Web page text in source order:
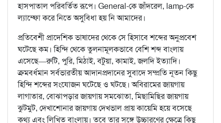
হাসপাতাল পরিবর্তিত রূপে। General-কে জাঁদরেল, lamp-কে
ল্যাম্ফো করে নিতে অসুবিধা হয় নি আমাদের।
প্রতিবেশী প্রাদেশিক ভাষাদের থেকে সে হিসাবে শব্দের অনুপ্রবেশ
ঘটেছে কম। হিন্দি থেকে তুলনামূলকভাবে বেশি শব্দ বাংলায়
এসেছে—রুটি, পুরি, মিঠাই, বটুয়া, কামাই, জলদি ইত্যাদি।
ক্রমবর্ধমান সর্বভারতীয় আদানপ্রদানের সুবাদে সম্প্রতি নূতন কিছু
হিন্দি শব্দের সংযোজন ঘটেছে ও ঘটছে। অবিরামের জায়গায়
লাগাতার, বোঝাপড়ার জায়গায় সমঝোতা, মিছামিছির জায়গায়
ঝুটমুট, দেখাশোনার জায়গায় দেখভাল প্রায় কায়েমি হয়ে বসেছে
কথ্য এবং লিখিত বাংলায়। তবে তার সঙ্গে উচ্চারণের ক্ষেত্রে কিছু